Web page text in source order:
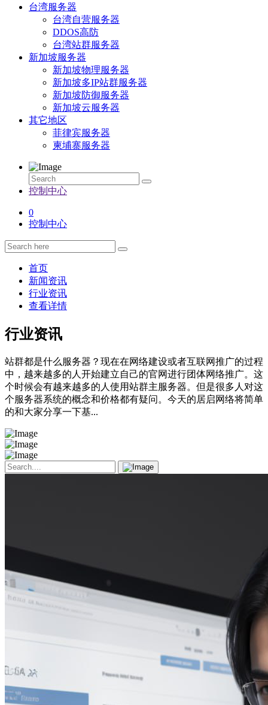
台湾服务器
台湾自营服务器
DDOS高防
台湾站群服务器
新加坡服务器
新加坡物理服务器
新加坡多IP站群服务器
新加坡防御服务器
新加坡云服务器
其它地区
菲律宾服务器
柬埔寨服务器
控制中心
0
控制中心
首页
新闻资讯
行业资讯
查看详情
行业资讯
站群都是什么服务器？现在在网络建设或者互联网推广的过程
中，越来越多的人开始建立自己的官网进行团体网络推广。这
个时候会有越来越多的人使用站群主服务器。但是很多人对这
个服务器系统的概念和价格都有疑问。今天的居启网络将简单
的和大家分享一下基...